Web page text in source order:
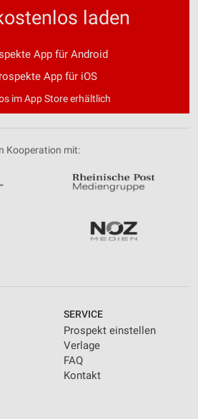
laden
App für Android
App für iOS
im App Store erhältlich
Kooperation mit:
SERVICE
Prospekt einstellen
Verlage
FAQ
Kontakt